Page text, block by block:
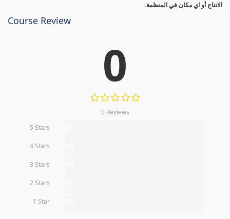
الانتاج أو اي مكان في المنظمة.
Course Review
0
0 Reviews
5 Stars
4 Stars
3 Stars
2 Stars
1 Star